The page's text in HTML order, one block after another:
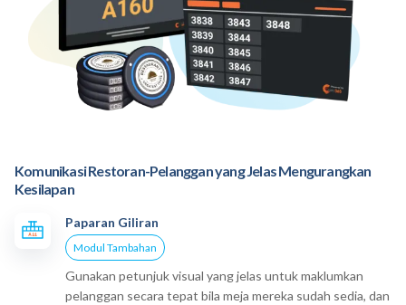
Komunikasi Restoran-Pelanggan yang Jelas Mengurangkan
Kesilapan
Paparan Giliran
Modul Tambahan
Gunakan petunjuk visual yang jelas untuk maklumkan
pelanggan secara tepat bila meja mereka sudah sedia, dan